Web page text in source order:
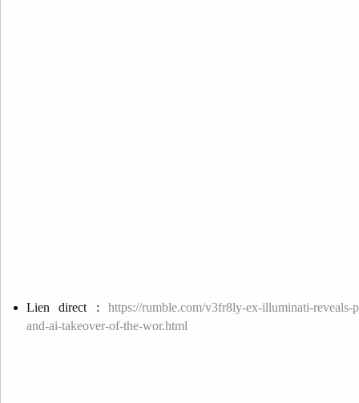
Lien direct : https://rumble.com/v3fr8ly-ex-illuminati-reveals-
and-ai-takeover-of-the-wor.html